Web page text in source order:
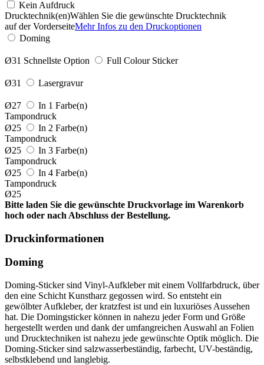
Kein Aufdruck
Drucktechnik(en)Wählen Sie die gewünschte Drucktechnik
auf der VorderseiteMehr Infos zu den Druckoptionen
Doming
Ø31 Schnellste Option Full Colour Sticker
Ø31 Lasergravur
Ø27
In 1 Farbe(n)
Tampondruck
Ø25
In 2 Farbe(n)
Tampondruck
Ø25
In 3 Farbe(n)
Tampondruck
Ø25
In 4 Farbe(n)
Tampondruck
Ø25
Bitte laden Sie die gewünschte Druckvorlage im Warenkorb
hoch oder nach Abschluss der Bestellung.
Druckinformationen
Doming
Doming-Sticker sind Vinyl-Aufkleber mit einem Vollfarbdruck, über
den eine Schicht Kunstharz gegossen wird. So entsteht ein
gewölbter Aufkleber, der kratzfest ist und ein luxuriöses Aussehen
hat. Die Domingsticker können in nahezu jeder Form und Größe
hergestellt werden und dank der umfangreichen Auswahl an Folien
und Drucktechniken ist nahezu jede gewünschte Optik möglich. Die
Doming-Sticker sind salzwasserbeständig, farbecht, UV-beständig,
selbstklebend und langlebig.